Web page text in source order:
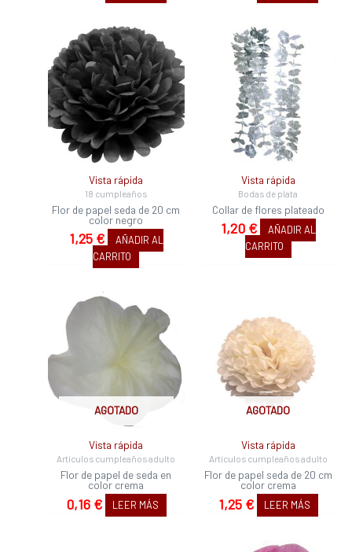
Vista rápida
18 cumpleaños
Flor de papel seda de 20 cm
color negro
1,25 €
AÑADIR AL
CARRITO
Vista rápida
Bodas de plata
Collar de flores plateado
1,20 €
AÑADIR AL
CARRITO
AGOTADO
Vista rápida
Artículos cumpleaños adulto
Flor de papel de seda en
color crema
0,16 € LEER MÁS
AGOTADO
Vista rápida
Artículos cumpleaños adulto
Flor de papel seda de 20 cm
color crema
1,25 € LEER MÁS